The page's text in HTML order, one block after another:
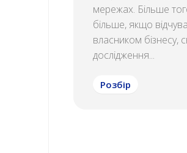
мережах. Більше
більше, якщо
власником бізнесу,
дослідження...
Розбір